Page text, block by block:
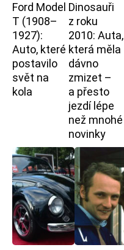
Ford Model
T (1908–
1927):
Auto, které
postavilo
svět na
kola
Dinosauři
z roku
2010: Auta,
která měla
dávno
zmizet –
a přesto
jezdí lépe
než mnohé
novinky